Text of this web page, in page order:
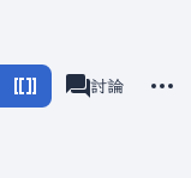
associated-
瓦爾海姆
討論